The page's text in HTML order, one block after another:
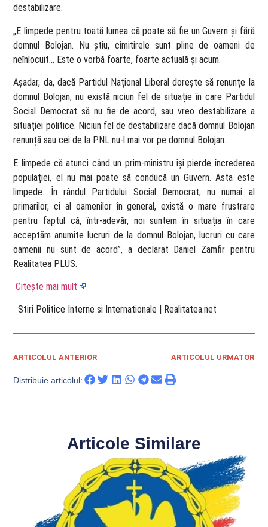
destabilizare.
„E limpede pentru toată lumea că poate să fie un Guvern și fără
domnul Bolojan. Nu știu, cimitirele sunt pline de oameni de
neînlocuit… Este o vorbă foarte, foarte actuală și acum.
Așadar, da, dacă Partidul Național Liberal dorește să renunțe la
domnul Bolojan, nu există niciun fel de situație în care Partidul
Social Democrat să nu fie de acord, sau vreo destabilizare a
situației politice. Niciun fel de destabilizare dacă domnul Bolojan
renunță sau cei de la PNL nu-l mai vor pe domnul Bolojan.
E limpede că atunci când un prim-ministru își pierde încrederea
populației, el nu mai poate să conducă un Guvern. Asta este
limpede. În rândul Partidului Social Democrat, nu numai al
primarilor, ci al oamenilor în general, există o mare frustrare
pentru faptul că, într-adevăr, noi suntem în situația în care
acceptăm anumite lucruri de la domnul Bolojan, lucruri cu care
oamenii nu sunt de acord”, a declarat Daniel Zamfir pentru
Realitatea PLUS.
Citește mai mult
​ Stiri Politice Interne si Internationale | Realitatea.net
ARTICOLUL ANTERIOR ARTICOLUL URMATOR
Distribuie articolul:
Articole Similare